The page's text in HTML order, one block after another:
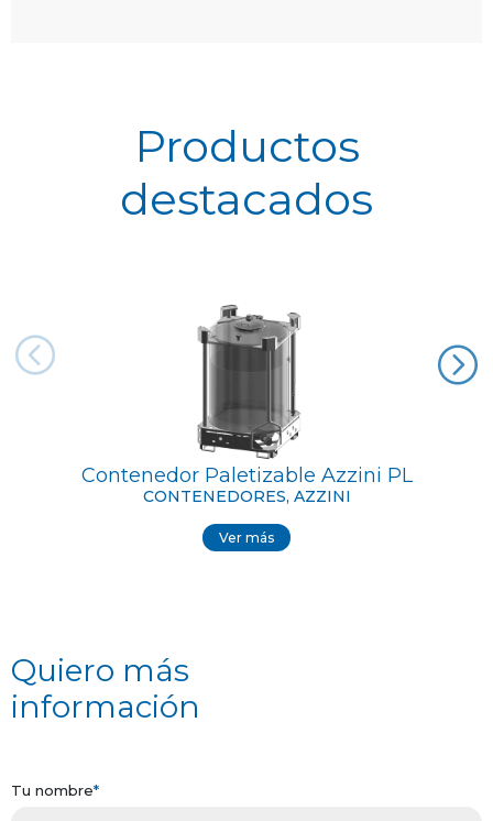
Productos
destacados
Contenedor Paletizable Azzini PL
CONTENEDORES, AZZINI
Ver más
Quiero más
información
Tu nombre*